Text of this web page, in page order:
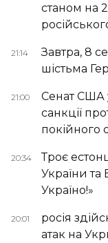
станом на
21:14
Завтра, 8
шістьма
21:00
Сенат США
санкції
покійного
20:34
Троє
України та
Україно!»
20:01
росія
атак на